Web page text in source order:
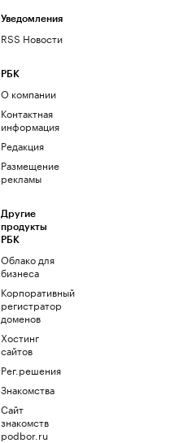
Уведомления
RSS Новости
РБК
О компании
Контактная
информация
Редакция
Размещение
рекламы
Другие
продукты
РБК
Облако для
бизнеса
Корпоративный
регистратор
доменов
Хостинг
сайтов
Рег.решения
Знакомства
Сайт
знакомств
podbor.ru